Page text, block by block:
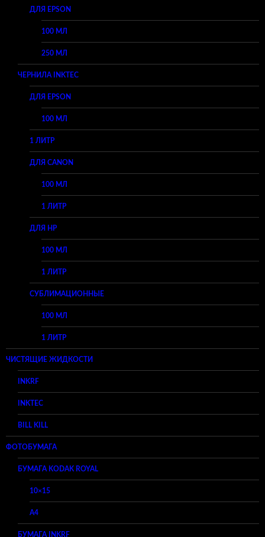
ДЛЯ EPSON
100 МЛ
250 МЛ
ЧЕРНИЛА INKTEC
ДЛЯ EPSON
100 МЛ
1 ЛИТР
ДЛЯ CANON
100 МЛ
1 ЛИТР
ДЛЯ HP
100 МЛ
1 ЛИТР
СУБЛИМАЦИОННЫЕ
100 МЛ
1 ЛИТР
ЧИСТЯЩИЕ ЖИДКОСТИ
INKRF
INKTEC
BILL KILL
ФОТОБУМАГА
БУМАГА KODAK ROYAL
10×15
A4
БУМАГА INKRF